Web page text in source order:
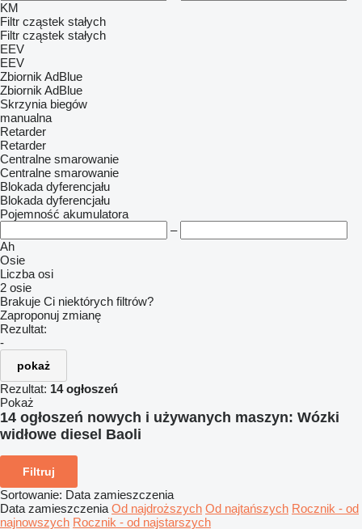
KM
Filtr cząstek stałych
Filtr cząstek stałych
EEV
EEV
Zbiornik AdBlue
Zbiornik AdBlue
Skrzynia biegów
manualna
Retarder
Retarder
Centralne smarowanie
Centralne smarowanie
Blokada dyferencjału
Blokada dyferencjału
Pojemność akumulatora
–
Ah
Osie
Liczba osi
2 osie
Brakuje Ci niektórych filtrów?
Zaproponuj zmianę
Rezultat:
-
pokaż
Rezultat: 14 ogłoszeń
Pokaż
14 ogłoszeń nowych i używanych maszyn: Wózki
widłowe diesel Baoli
Filtruj
Sortowanie: Data zamieszczenia
Data zamieszczenia Od najdroższych Od najtańszych Rocznik - od
najnowszych Rocznik - od najstarszych